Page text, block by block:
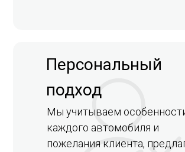
Персональный
подход
Мы учитываем
каждого автомобиля и
пожелания клиента,